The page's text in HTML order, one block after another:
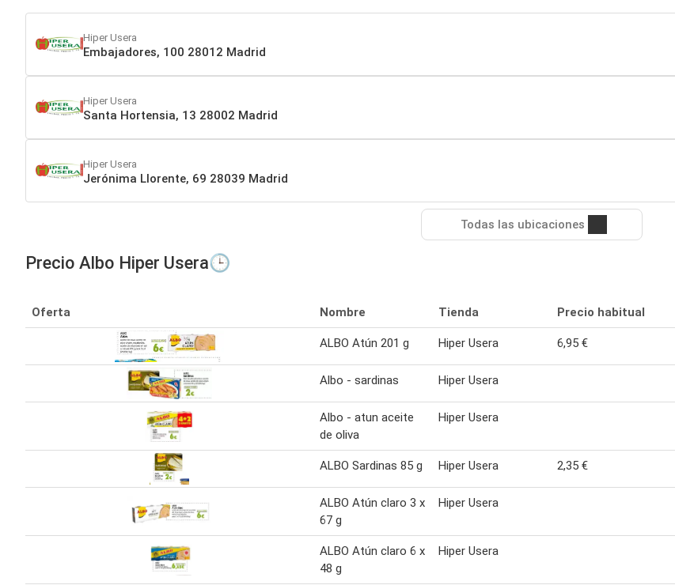
Hiper Usera
Embajadores, 100 28012 Madrid
Hiper Usera
Santa Hortensia, 13 28002 Madrid
Hiper Usera
Jerónima Llorente, 69 28039 Madrid
Todas las ubicaciones
Precio Albo Hiper Usera🕒
Oferta Nombre Tienda Precio habitual
ALBO Atún 201 g Hiper Usera 6,95 €
Albo - sardinas Hiper Usera
Albo - atun aceite
de oliva
Hiper Usera
ALBO Sardinas 85 g Hiper Usera 2,35 €
ALBO Atún claro 3 x
67 g
Hiper Usera
ALBO Atún claro 6 x
48 g
Hiper Usera